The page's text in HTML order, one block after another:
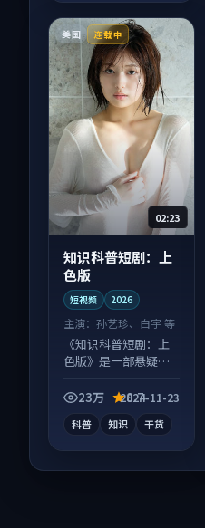
美国 连载中
02:23
知识科普短剧：上
色版
短视频 2026
主演： 孙艺珍、白宇 等
《知识科普短剧：上
色版》是一部悬疑向
系层层推进，尾声常
23万 8.7
2024-11-23
科普 知识 干货